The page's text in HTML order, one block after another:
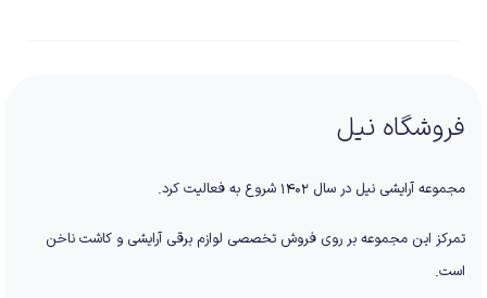
فروشگاه نیل
مجموعه آرایشی نیل در سال ۱۴۰۲ شروع به فعالیت کرد.
تمرکز این مجموعه بر روی فروش تخصصی لوازم برقی آرایشی و کاشت ناخن
است.